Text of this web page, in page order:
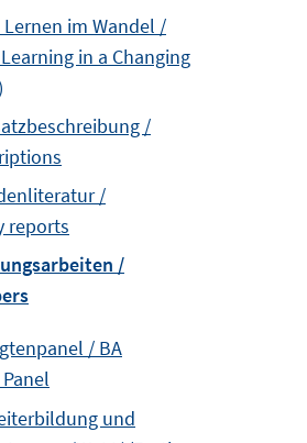
im Wandel /
in a Changing
/
/
reports
/
/ BA
und